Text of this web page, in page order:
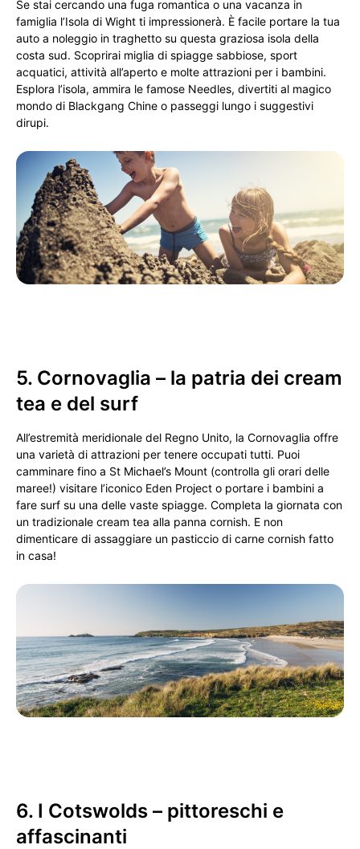
Se stai cercando una fuga romantica o una vacanza in
famiglia l’Isola di Wight ti impressionerà. È facile portare la tua
auto a noleggio in traghetto su questa graziosa isola della
costa sud. Scoprirai miglia di spiagge sabbiose, sport
acquatici, attività all’aperto e molte attrazioni per i bambini.
Esplora l’isola, ammira le famose Needles, divertiti al magico
mondo di Blackgang Chine o passeggi lungo i suggestivi
dirupi.
5. Cornovaglia – la patria dei cream
tea e del surf
All’estremità meridionale del Regno Unito, la Cornovaglia offre
una varietà di attrazioni per tenere occupati tutti. Puoi
camminare fino a St Michael’s Mount (controlla gli orari delle
maree!) visitare l’iconico Eden Project o portare i bambini a
fare surf su una delle vaste spiagge. Completa la giornata con
un tradizionale cream tea alla panna cornish. E non
dimenticare di assaggiare un pasticcio di carne cornish fatto
in casa!
6. I Cotswolds – pittoreschi e
affascinanti